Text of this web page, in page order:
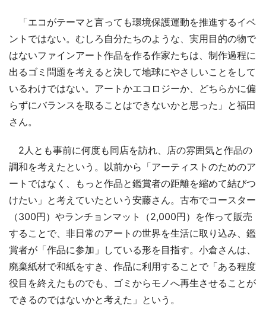
「エコがテーマと言っても環境保護運動を推進するイベ
ントではない。むしろ自分たちのような、実用目的の物で
はないファインアート作品を作る作家たちは、制作過程に
出るゴミ問題を考えると決して地球にやさしいことをして
いるわけではない。アートかエコロジーか、どちらかに偏
らずにバランスを取ることはできないかと思った」と福田
さん。
2人とも事前に何度も同店を訪れ、店の雰囲気と作品の
調和を考えたという。以前から「アーティストのためのア
ートではなく、もっと作品と鑑賞者の距離を縮めて結びつ
けたい」と考えていたという安藤さん。古布でコースター
（300円）やランチョンマット（2,000円）を作って販売
することで、非日常のアートの世界を生活に取り込み、鑑
賞者が「作品に参加」している形を目指す。小倉さんは、
廃棄紙材で和紙をすき、作品に利用することで「ある程度
役目を終えたものでも、ゴミからモノへ再生させることが
できるのではないかと考えた」という。